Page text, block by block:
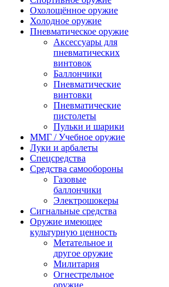
Охолощённое оружие
Холодное оружие
Пневматическое оружие
Аксессуары для
пневматических
винтовок
Баллончики
Пневматические
винтовки
Пневматические
пистолеты
Пульки и шарики
ММГ / Учебное оружие
Луки и арбалеты
Спецсредства
Средства самообороны
Газовые
баллончики
Электрошокеры
Сигнальные средства
Оружие имеющее
культурную ценность
Метательное и
другое оружие
Милитария
Огнестрельное
оружие